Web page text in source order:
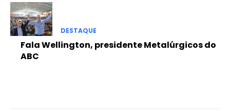
DESTAQUE
Fala Wellington, presidente Metalúrgicos do
ABC